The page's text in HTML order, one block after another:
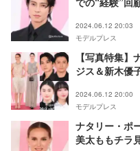
2024.06.12 20:03
モデルプレス
【写真特集
ジス＆新木優
2024.06.12 20:00
モデルプレス
ナタリー・ポ
美太ももチラ